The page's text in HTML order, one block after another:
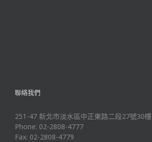
聯絡我們
251-47 新北市淡水區中正東路二段27號30樓
Phone: 02-2808-4777
Fax: 02-2808-4779